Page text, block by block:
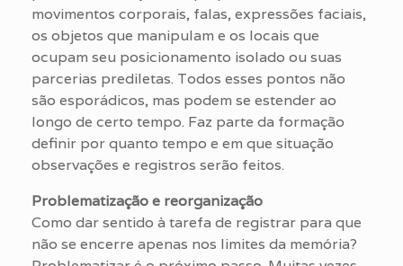
movimentos corporais, falas, expressões faciais,
os objetos que manipulam e os locais que
ocupam seu posicionamento isolado ou suas
parcerias prediletas. Todos esses pontos não
são esporádicos, mas podem se estender ao
longo de certo tempo. Faz parte da formação
definir por quanto tempo e em que situação
observações e registros serão feitos.
Problematização e reorganização
Como dar sentido à tarefa de registrar para que
não se encerre apenas nos limites da memória?